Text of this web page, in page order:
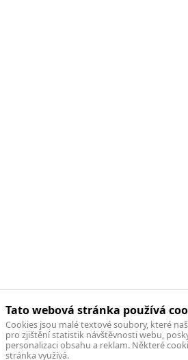
Tato webová stránka používá
Cookies jsou malé textové soubory, které
pro zjištění statistik návštěvnosti webu,
personalizaci obsahu a reklam. Některé
stránka využívá.